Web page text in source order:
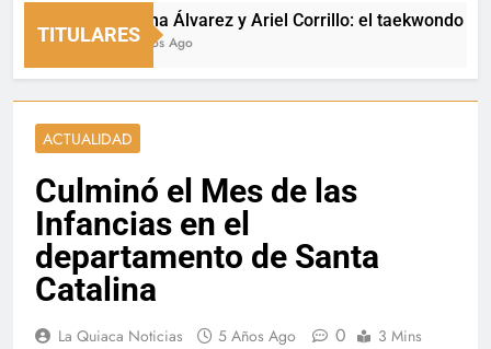
TITULARES
Luciana Álvarez y Ariel Corrillo: el taekwondo de La
5 Minutos Ago
ACTUALIDAD
Culminó el Mes de las
Infancias en el
departamento de Santa
Catalina
La Quiaca Noticias 5 Años Ago 0 3 Mins